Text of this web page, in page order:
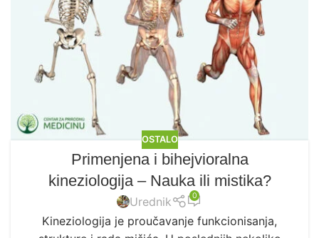
OSTALO
Primenjena i bihejvioralna
kineziologija – Nauka ili mistika?
Urednik 0
Kineziologija je proučavanje funkcionisanja,